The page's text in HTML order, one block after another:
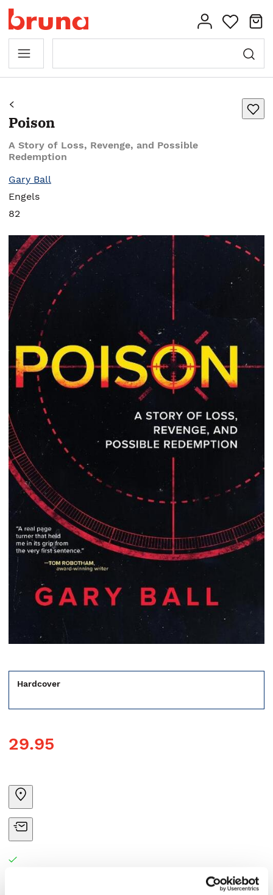
Poison
A Story of Loss, Revenge, and Possible
Redemption
Gary Ball
Engels
82
Hardcover
29.95